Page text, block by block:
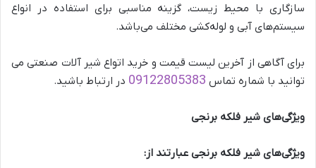
سازگاری با محیط زیست، گزینه مناسبی برای استفاده در انواع
سیستم‌های آبی و لوله‌کشی مختلف می‌باشد.
برای آگاهی از آخرین لیست قیمت و خرید اتواع شیر آلات صنعتی می
توانید با شماره تماس 09122805383 در ارتباط باشید.
ویژگی‌های شیر فلکه برنجی
ویژگی‌های شیر فلکه برنجی عبارتند از: